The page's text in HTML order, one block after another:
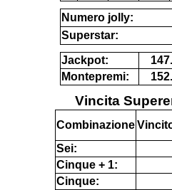
Numero jolly:
Superstar:
Jackpot:
Montepremi:
Vincita
Combinazione
Sei:
Cinque + 1:
Cinque: